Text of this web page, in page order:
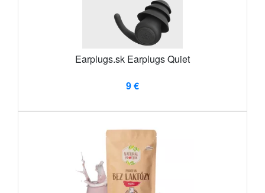
Earplugs.sk Earplugs Quiet
9 €